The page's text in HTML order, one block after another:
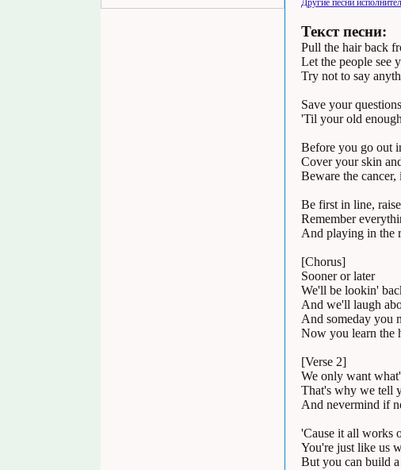
Другие песни
Текст песни:
Pull the hair back
Let the people see
Try not to say
Save your
'Til your old
Before you go out
Cover your skin
Beware the
Be first in line,
Remember
And playing in the
[Chorus]
Sooner or later
We'll be lookin'
And we'll laugh
And someday you
Now you learn the
[Verse 2]
We only want
That's why we tell
And nevermind if
'Cause it all works
You're just like us
But you can build